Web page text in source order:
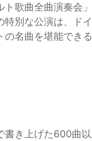
歌曲全曲演奏会
別な公演は、ド
名曲を堪能できる
き上げた600曲